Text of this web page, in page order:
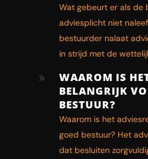
Wat gebeurt er als de
adviesplicht niet
bestuurder nalaat
in strijd met de
9
WAAROM IS
BELANGRIJK
BESTUUR?
Waarom is het
goed bestuur? Het
dat besluiten